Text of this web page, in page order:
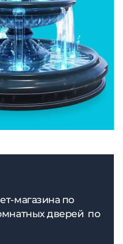
магазина по
дверей по